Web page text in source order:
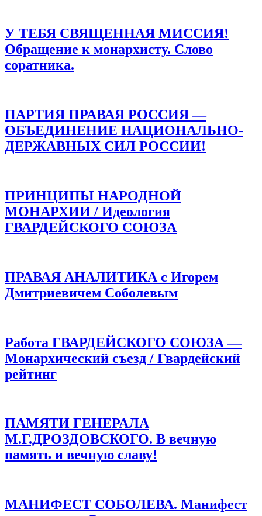
У ТЕБЯ СВЯЩЕННАЯ МИССИЯ!
Обращение к монархисту. Слово
соратника.
ПАРТИЯ ПРАВАЯ РОССИЯ —
ОБЪЕДИНЕНИЕ НАЦИОНАЛЬНО-
ДЕРЖАВНЫХ СИЛ РОССИИ!
ПРИНЦИПЫ НАРОДНОЙ
МОНАРХИИ / Идеология
ГВАРДЕЙСКОГО СОЮЗА
ПРАВАЯ АНАЛИТИКА с Игорем
Дмитриевичем Соболевым
Работа ГВАРДЕЙСКОГО СОЮЗА —
Монархический съезд / Гвардейский
рейтинг
ПАМЯТИ ГЕНЕРАЛА
М.Г.ДРОЗДОВСКОГО. В вечную
память и вечную славу!
МАНИФЕСТ СОБОЛЕВА. Манифест